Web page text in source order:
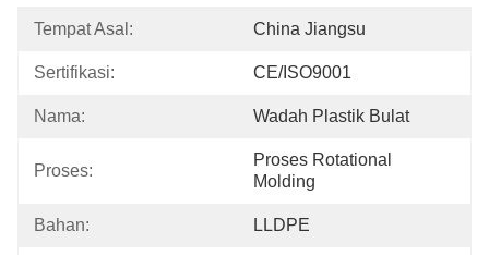
Tempat Asal: China Jiangsu
Sertifikasi: CE/ISO9001
Nama: Wadah Plastik Bulat
Proses:
Proses Rotational
Molding
Bahan: LLDPE